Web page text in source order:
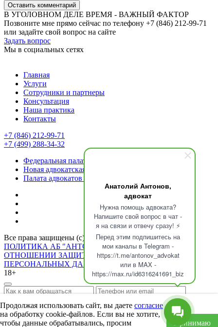
Анатолий Антонов,
адвокат
Нужна помощь адвоката?
Напишите свой вопрос в чат -
я на связи и отвечу сразу! ⚡
Перед этим подпишитесь на
мои каналы в Telegram -
https://t.me/antonov_advokat
или в MAX -
https://max.ru/id6316241691_biz
Оставить комментарий
В УГОЛОВНОМ ДЕЛЕ ВРЕМЯ - ВАЖНЫЙ ФАКТОР
Позвоните мне прямо сейчас по телефону +7 (846) 212-99-71
или задайте свой вопрос на сайте
Задать вопрос
Мы в социальных сетях
Главная
Услуги
Сотрудники и партнеры
Консультация
Наша практика
Контакты
+7 (846) 212-99-71
+7 (499) 288-34-32
Федеральная палата адвокатов
Новая адвокатская газета
Палата адвокатов Самарской области
Все права защищены (с) 2026¨г. Анатолий Антонов
ПОЛИТИКА АБ "АНТОНОВ И ПАРТНЕРЫ" В
ОТНОШЕНИИ ЗАЩИТЫ И ОБРАБОТКИ
ПЕРСОНАЛЬНЫХ ДАННЫХ
18+
Продолжая использовать сайт, вы даете согласие
на обработку cookie-файлов. Если вы не хотите,
чтобы данные обрабатывались, просим
Принимаю
Задать вопрос
Я принимаю условияполитики конфиденциальности